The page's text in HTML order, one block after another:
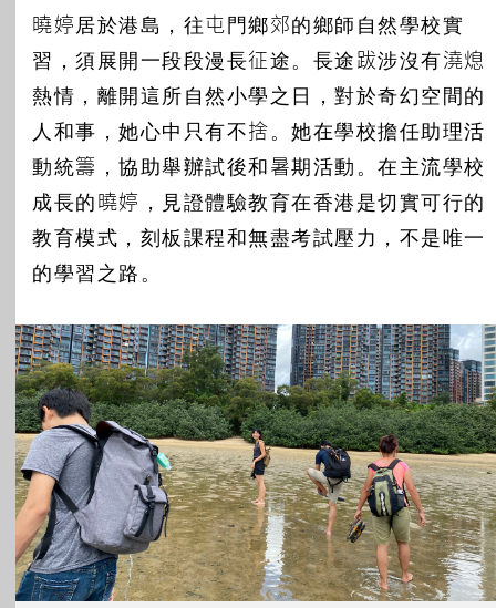
曉婷居於港島，往屯門鄉郊的鄉師自然學校實
習，須展開一段段漫長征途。長途跋涉沒有澆熄
熱情，離開這所自然小學之日，對於奇幻空間的
人和事，她心中只有不捨。她在學校擔任助理活
動統籌，協助舉辦試後和暑期活動。在主流學校
成長的曉婷，見證體驗教育在香港是切實可行的
教育模式，刻板課程和無盡考試壓力，不是唯一
的學習之路。